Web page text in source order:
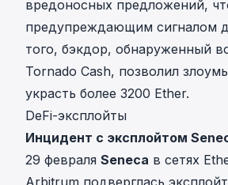
вредоносных предложений,
предупреждающим сигналом
того, бэкдор, обнаруженный
Tornado Cash, позволил
украсть более 3200 Ether.
DeFi-эксплойты
Инцидент с эксплойтом
29 февраля Seneca в сетях
Arbitrum подверглась